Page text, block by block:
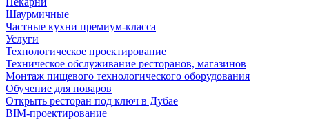
Шаурмичные
Частные кухни премиум-класса
Услуги
Технологическое проектирование
Техническое обслуживание ресторанов, магазинов
Монтаж пищевого технологического оборудования
Обучение для поваров
Открыть ресторан под ключ в Дубае
BIM-проектирование